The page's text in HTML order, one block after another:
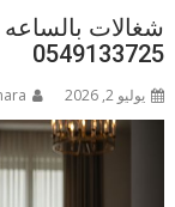
شغالات
0549133725
يوليو 2, 2026